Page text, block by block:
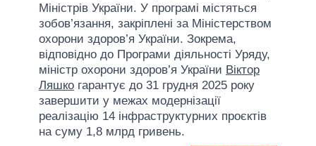
Міністрів України. У програмі містяться
зобов’язання, закріплені за Міністерством
охорони здоров’я України. Зокрема,
відповідно до Програми діяльності Уряду,
міністр охорони здоров’я України Віктор
Ляшко гарантує до 31 грудня 2025 року
завершити у межах модернізації
реалізацію 14 інфраструктурних проєктів
на суму 1,8 млрд гривень.